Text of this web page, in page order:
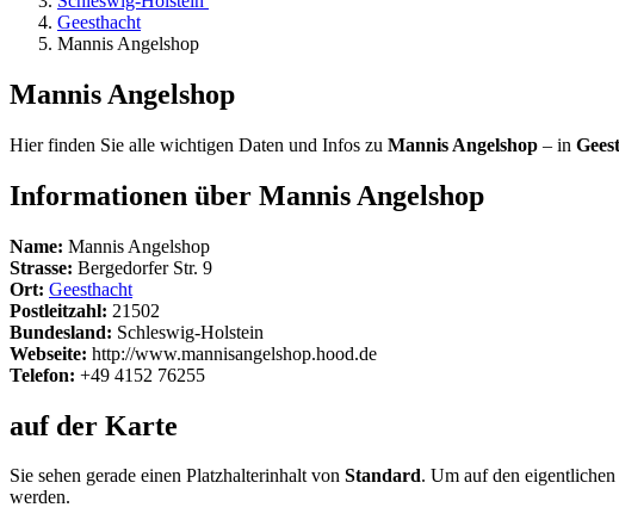
Geesthacht
Mannis Angelshop
Mannis Angelshop
Hier finden Sie alle wichtigen Daten und Infos zu Mannis Angelshop – in
Informationen über Mannis Angelshop
Name: Mannis Angelshop
Strasse: Bergedorfer Str. 9
Ort: Geesthacht
Postleitzahl: 21502
Bundesland: Schleswig-Holstein
Webseite: http://www.mannisangelshop.hood.de
Telefon: +49 4152 76255
auf der Karte
Sie sehen gerade einen Platzhalterinhalt von Standard. Um auf den
werden.